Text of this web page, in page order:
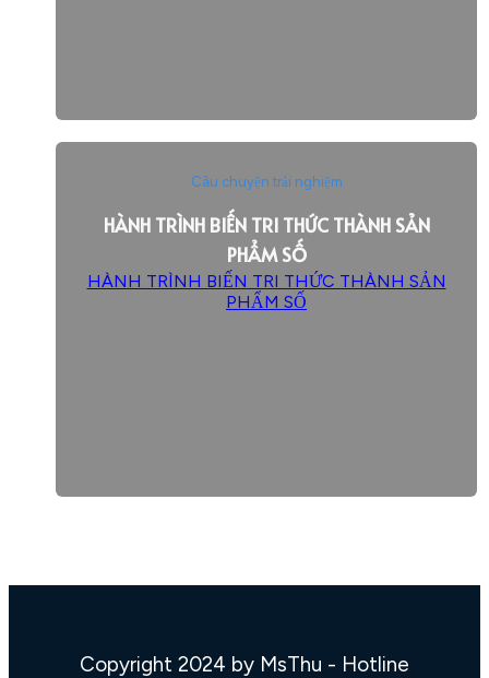
Câu chuyện trải nghiệm
HÀNH TRÌNH BIẾN TRI THỨC THÀNH SẢN
PHẨM SỐ
HÀNH TRÌNH BIẾN TRI THỨC THÀNH SẢN
PHẨM SỐ
Copyright 2024 by MsThu - Hotline